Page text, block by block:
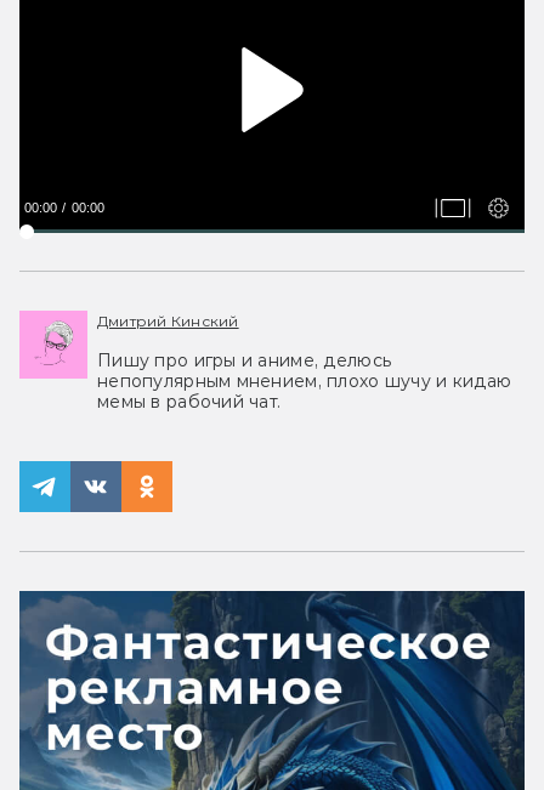
00:00 00:00
Дмитрий Кинский
Пишу про игры и аниме, делюсь
непопулярным мнением, плохо шучу и кидаю
мемы в рабочий чат.